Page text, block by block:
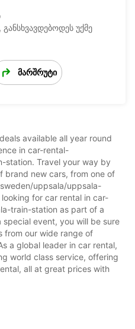
უქმე
მარშრუტი
available all year round
in car-rental-
station. Travel your way by
brand new cars, from one of
uppsala/uppsala-
for car rental in car-
train-station as part of a
event, you will be sure
from our wide range of
a global leader in car rental,
world class service, offering
all at great prices with